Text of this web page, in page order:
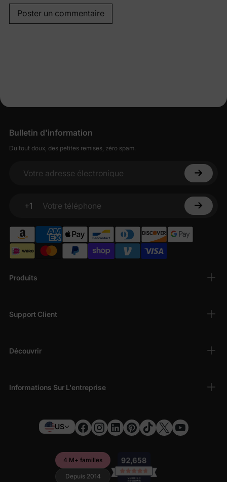
Poster un commentaire
Produits
Support Client
Découvrir
Informations Sur L'entreprise
Bulletin d'information
Du tout doux, des petites remises, zéro spam.
Votre adresse électronique
+1
Votre téléphone
US
4 M+ familles
Depuis 2014